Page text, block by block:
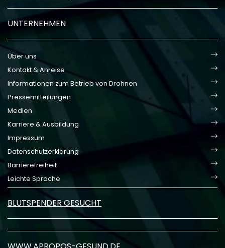
UNTERNEHMEN
Über uns
Kontakt & Anreise
Informationen zum Betrieb von Drohnen
Pressemitteilungen
Medien
Karriere & Ausbildung
Impressum
Datenschutzerklärung
Barrierefreiheit
Leichte Sprache
BLUTSPENDER GESUCHT